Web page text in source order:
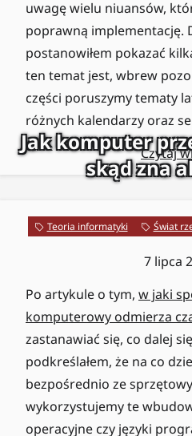
uwagę wielu niuansów,
poprawną implementację.
postanowiłem pokazać
ten temat jest, wbrew
części poruszymy tematy
różnych kalendarzy oraz
Czytaj
Jak komputer
skąd zna
Teoria informatyki Świat
7 lipca
Po artykule o tym, w jaki
komputerowy odmierza
zastanawiać się, co dalej
podkreślałem, że na co
bezpośrednio ze
wykorzystujemy te
operacyjne czy języki